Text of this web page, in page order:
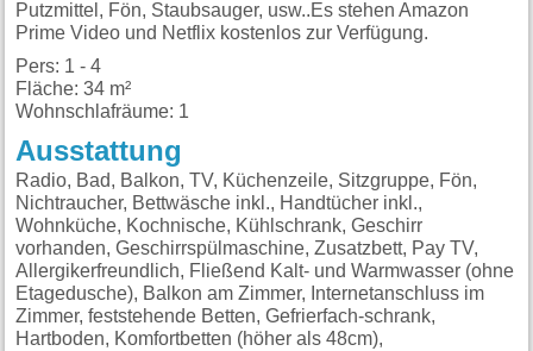
Putzmittel, Fön, Staubsauger, usw..Es stehen Amazon
Prime Video und Netflix kostenlos zur Verfügung.
Pers: 1 - 4
Fläche: 34 m²
Wohnschlafräume: 1
Ausstattung
Radio, Bad, Balkon, TV, Küchenzeile, Sitzgruppe, Fön,
Nichtraucher, Bettwäsche inkl., Handtücher inkl.,
Wohnküche, Kochnische, Kühlschrank, Geschirr
vorhanden, Geschirrspülmaschine, Zusatzbett, Pay TV,
Allergikerfreundlich, Fließend Kalt- und Warmwasser (ohne
Etagedusche), Balkon am Zimmer, Internetanschluss im
Zimmer, feststehende Betten, Gefrierfach-schrank,
Hartboden, Komfortbetten (höher als 48cm),